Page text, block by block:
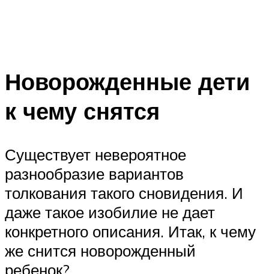
Новорожденные дети
к чему снятся
Существует невероятное
разнообразие вариантов
толкования такого сновидения. И
даже такое изобилие не дает
конкретного описания. Итак, к чему
же снится новорожденный
ребенок?